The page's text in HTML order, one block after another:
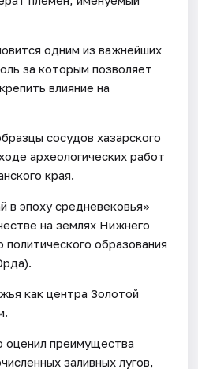
одним из важнейших
за которым позволяет
влияние на
сосудов хазарского
археологических работ
края.
в эпоху средневековья»
на землях Нижнего
образования
как центра Золотой
оценил преимущества
заливных лугов,